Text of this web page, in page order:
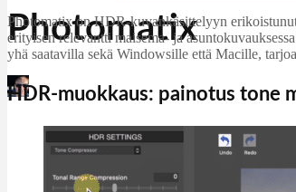
Photomatix
Martin Jørgensen
Photomatix on HDR-kuvankäsittelyyn
erityisen relevantti maisema- ja
yhä saatavilla sekä Windowsille että Macille,
HDR-muokkaus: painotus tone